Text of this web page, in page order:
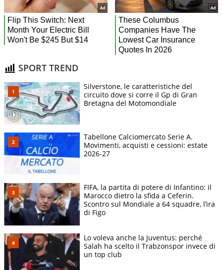
SPORT TREND
Silverstone, le caratteristiche del
circuito dove si corre il Gp di Gran
Bretagna del Motomondiale
Tabellone Calciomercato Serie A.
Movimenti, acquisti e cessioni: estate
2026-27
FIFA, la partita di potere di Infantino: il
Marocco dietro la sfida a Ceferin.
Scontro sul Mondiale a 64 squadre, l’ira
di Figo
Lo voleva anche la Juventus: perché
Salah ha scelto il Trabzonspor invece di
un top club